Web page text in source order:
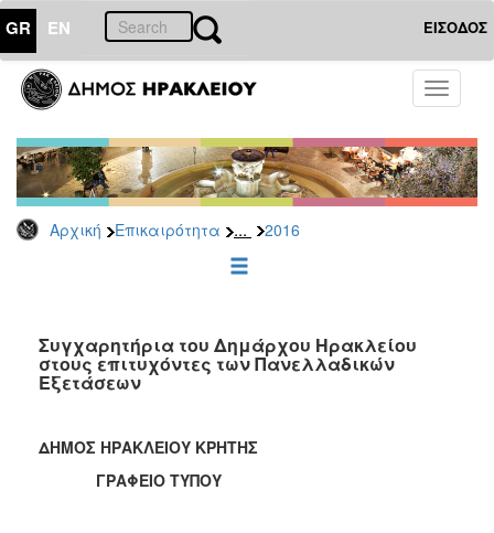
GR EN ΕΙΣΟΔΟΣ
Toggle
Αρχική Επικαιρότητα ... 2016
ΕΠΙΚΑΙΡΟΤΗΤΑ
Τύπου
Αρχείο
2026
2025
2022
2021
2019
2018
Συγχαρητήρια του Δημάρχου Ηρακλείου
στους επιτυχόντες των Πανελλαδικών
Εξετάσεων
ΔΗΜΟΣ ΗΡΑΚΛΕΙΟΥ ΚΡΗΤΗΣ
ΓΡΑΦΕΙΟ ΤΥΠΟΥ